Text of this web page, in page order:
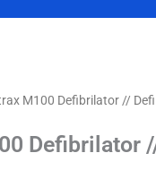
M100 Defibrilator // Defi
Defibrilator